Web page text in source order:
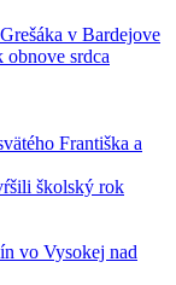
v Bardejove
srdca
Františka a
školský rok
vo Vysokej nad